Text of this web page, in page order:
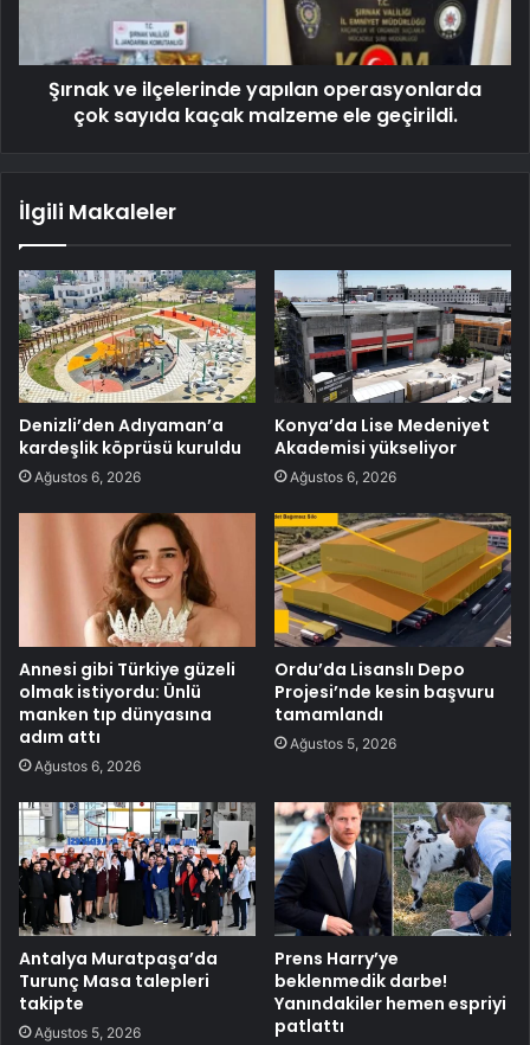
Şırnak ve ilçelerinde yapılan operasyonlarda
çok sayıda kaçak malzeme ele geçirildi.
İlgili Makaleler
Denizli’den Adıyaman’a
kardeşlik köprüsü kuruldu
Ağustos 6, 2026
Konya’da Lise Medeniyet
Akademisi yükseliyor
Ağustos 6, 2026
Annesi gibi Türkiye güzeli
olmak istiyordu: Ünlü
manken tıp dünyasına
adım attı
Ağustos 6, 2026
Ordu’da Lisanslı Depo
Projesi’nde kesin başvuru
tamamlandı
Ağustos 5, 2026
Antalya Muratpaşa’da
Turunç Masa talepleri
takipte
Ağustos 5, 2026
Prens Harry’ye
beklenmedik darbe!
Yanındakiler hemen espriyi
patlattı